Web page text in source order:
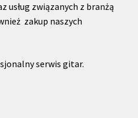
usług związanych z branżą
zakup naszych
serwis gitar.